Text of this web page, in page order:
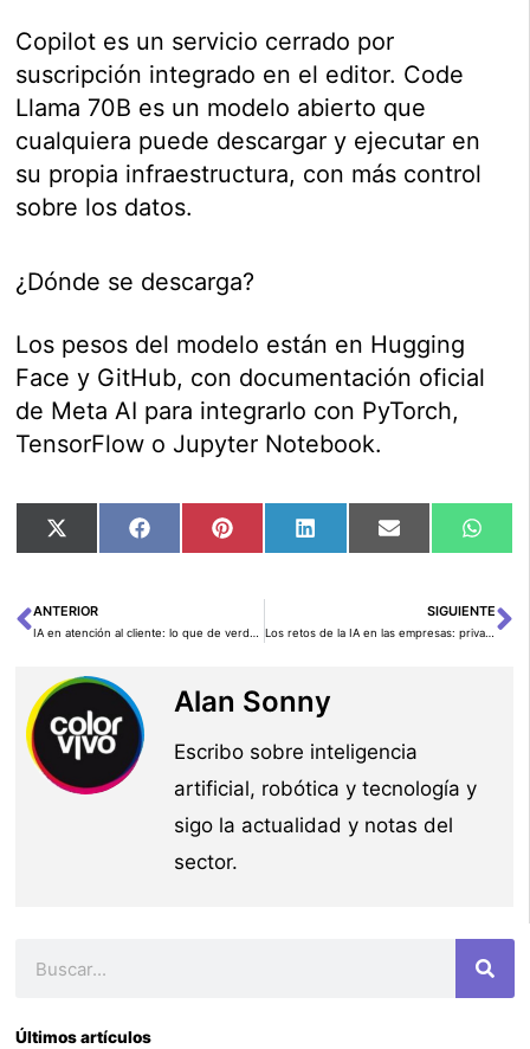
Copilot es un servicio cerrado por
suscripción integrado en el editor. Code
Llama 70B es un modelo abierto que
cualquiera puede descargar y ejecutar en
su propia infraestructura, con más control
sobre los datos.
¿Dónde se descarga?
Los pesos del modelo están en Hugging
Face y GitHub, con documentación oficial
de Meta AI para integrarlo con PyTorch,
TensorFlow o Jupyter Notebook.
Compartir
en
X
Compartir
en
FacebookCompartir
en
PinterestCompartir
en
LinkedInCompartir
en
Email
en
Ant
ANTERIOR SIGUIENTE
Alan Sonny
Escribo sobre inteligencia
artificial, robótica y tecnología y
sigo la actualidad y notas del
sector.
Últimos artículos